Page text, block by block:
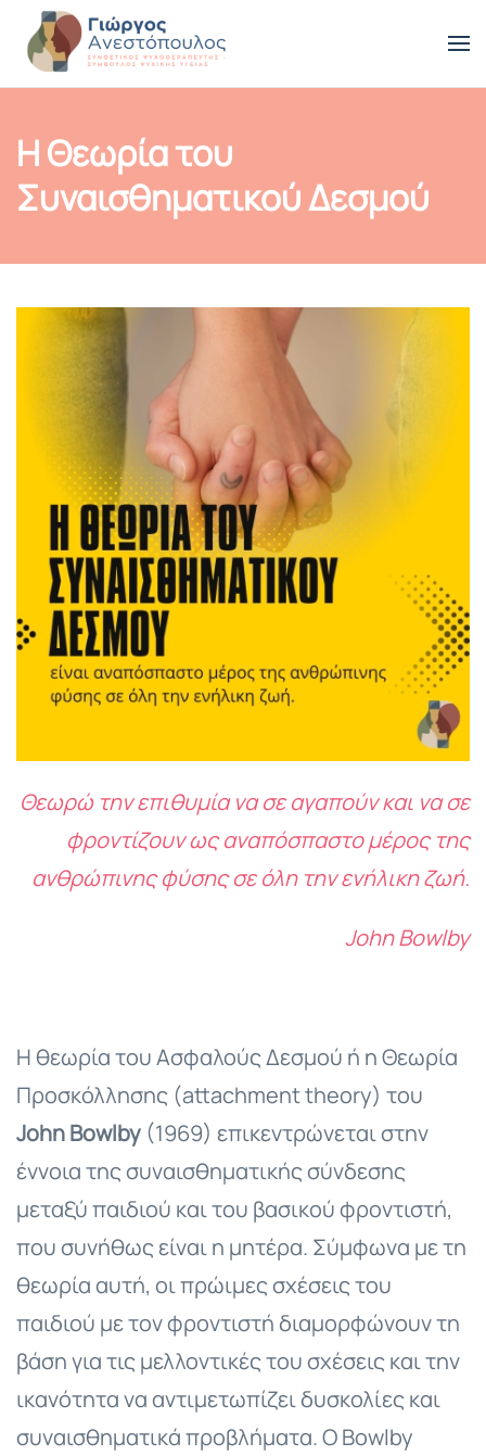
Skip to main content
Η Θεωρία του
Συναισθηματικού Δεσμού
Θεωρώ την επιθυμία να σε αγαπούν και να σε
φροντίζουν ως αναπόσπαστο μέρος της
ανθρώπινης φύσης σε όλη την ενήλικη ζωή.
John Bowlby
Η θεωρία του Ασφαλούς Δεσμού ή η Θεωρία
Προσκόλλησης (attachment theory) του
John Bowlby (1969) επικεντρώνεται στην
έννοια της συναισθηματικής σύνδεσης
μεταξύ παιδιού και του βασικού φροντιστή,
που συνήθως είναι η μητέρα. Σύμφωνα με τη
θεωρία αυτή, οι πρώιμες σχέσεις του
παιδιού με τον φροντιστή διαμορφώνουν τη
βάση για τις μελλοντικές του σχέσεις και την
ικανότητα να αντιμετωπίζει δυσκολίες και
συναισθηματικά προβλήματα. Ο Bowlby